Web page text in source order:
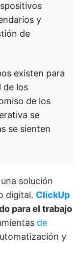
y
de
existen para
de los
de los
se
se sienten
solución
digital. ClickUp
para el trabajo
de
y